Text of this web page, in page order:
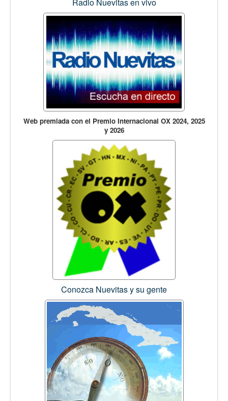
Web premiada con el Premio Internacional OX 2024, 2025
y 2026
Conozca Nuevitas y su gente